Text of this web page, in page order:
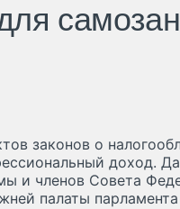
законов о
доход.
и членов Совета
палаты